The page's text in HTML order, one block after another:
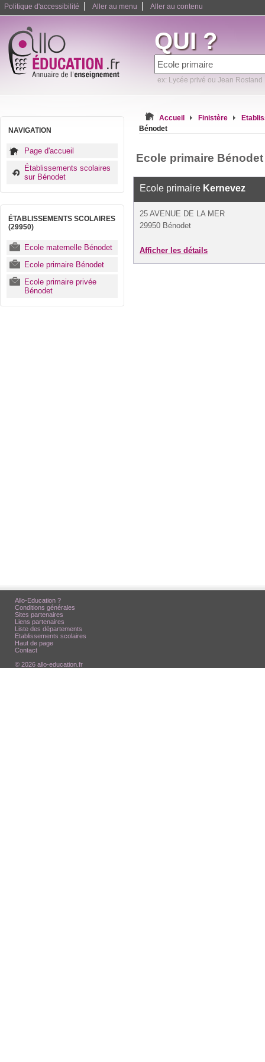
Politique d'accessibilité Aller au menu Aller au contenu
QUI ?
ex: Lycée privé ou Jean Rostand
NAVIGATION
Page d'accueil
Établissements scolaires
sur Bénodet
ÉTABLISSEMENTS SCOLAIRES
(29950)
Ecole maternelle Bénodet
Ecole primaire Bénodet
Ecole primaire privée
Bénodet
Accueil Finistère
Bénodet
Ecole primaire Bénodet
Ecole primaire Kernevez
25 AVENUE DE LA MER
29950 Bénodet
Afficher les détails
Allo-Education ?
Conditions générales
Sites partenaires
Liens partenaires
Liste des départements
Etablissements scolaires
Haut de page
Contact
© 2026 allo-education.fr